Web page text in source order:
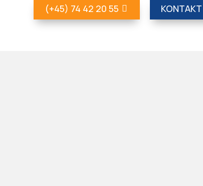
(+45) 74 42 20 55 KONTAKT